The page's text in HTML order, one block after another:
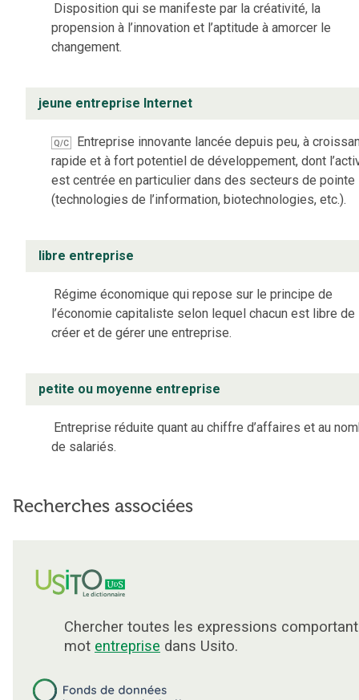
Disposition qui se manifeste par la créativité, la
propension à l’innovation et l’aptitude à amorcer le
changement.
jeune entreprise Internet
Q/C
Entreprise innovante lancée depuis peu, à
rapide et à fort potentiel de développement, dont
est centrée en particulier dans des secteurs de pointe
(technologies de l’information, biotechnologies, etc.).
libre entreprise
Régime économique qui repose sur le principe de
l’économie capitaliste selon lequel chacun est libre de
créer et de gérer une entreprise.
petite ou moyenne entreprise
Entreprise réduite quant au chiffre d’affaires et au
de salariés.
Recherches associées
Chercher toutes les expressions
mot entreprise dans Usito.